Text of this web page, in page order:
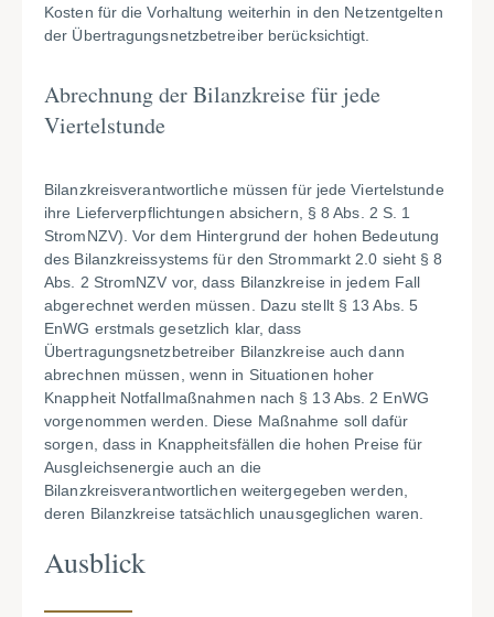
Kosten für die Vorhaltung weiterhin in den Netzentgelten
der Übertragungsnetzbetreiber berücksichtigt.
Abrechnung der Bilanzkreise für jede
Viertelstunde
Bilanzkreisverantwortliche müssen für jede Viertelstunde
ihre Lieferverpflichtungen absichern, § 8 Abs. 2 S. 1
StromNZV). Vor dem Hintergrund der hohen Bedeutung
des Bilanzkreissystems für den Strommarkt 2.0 sieht § 8
Abs. 2 StromNZV vor, dass Bilanzkreise in jedem Fall
abgerechnet werden müssen. Dazu stellt § 13 Abs. 5
EnWG erstmals gesetzlich klar, dass
Übertragungsnetzbetreiber Bilanzkreise auch dann
abrechnen müssen, wenn in Situationen hoher
Knappheit Notfallmaßnahmen nach § 13 Abs. 2 EnWG
vorgenommen werden. Diese Maßnahme soll dafür
sorgen, dass in Knappheitsfällen die hohen Preise für
Ausgleichsenergie auch an die
Bilanzkreisverantwortlichen weitergegeben werden,
deren Bilanzkreise tatsächlich unausgeglichen waren.
Ausblick